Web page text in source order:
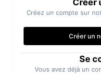
Créer
Créez un compte sur
Créer un
Se
Vous avez déjà un